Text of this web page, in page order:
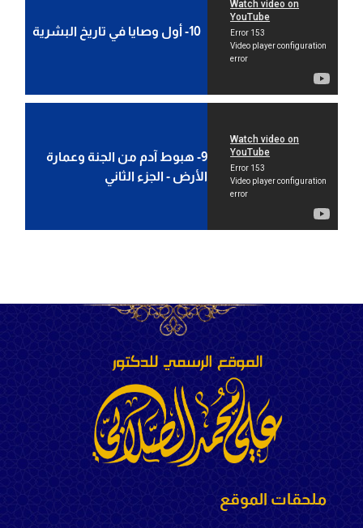
10- أول وصايا في تاريخ البشرية
9- هبوط آدم من الجنة وعمارة
الأرض - الجزء الثاني
ملحقات الموقع